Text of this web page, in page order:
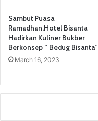
Sambut Puasa
Ramadhan,Hotel Bisanta
Hadirkan Kuliner Bukber
Berkonsep ” Bedug Bisanta”
March 16, 2023